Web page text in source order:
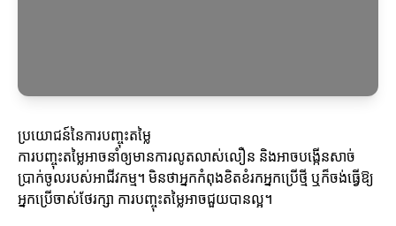
ប្រយោជន៍នៃការបញ្ចុះតម្លៃ
ការបញ្ចុះតម្លៃអាចនាំឲ្យមានការលូតលាស់លឿន និងអាចបង្កើនសាច់
ប្រាក់ចូលរបស់អាជីវកម្ម។ មិនថាអ្នកកំពុងខិតខំរកអ្នកប្រើថ្មី ឬក៏ចង់ធ្វើឱ្យ
អ្នកប្រើចាស់ថែរក្សា ការបញ្ចុះតម្លៃអាចជួយបានល្អ។